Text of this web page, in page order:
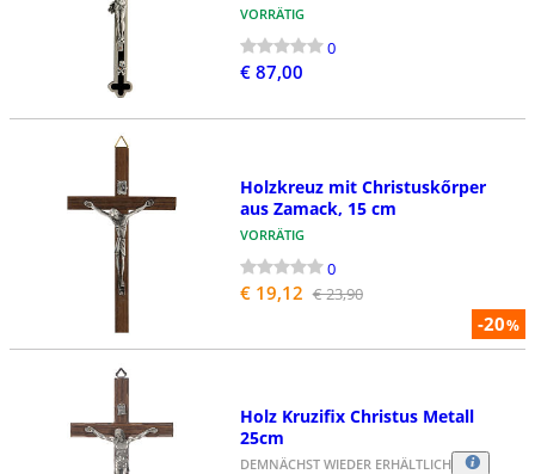
VORRÄTIG
0
€ 87,00
-20%
Holzkreuz mit Christuskőrper
aus Zamack, 15 cm
VORRÄTIG
0
€ 19,12 € 23,90
Holz Kruzifix Christus Metall
25cm
DEMNÄCHST WIEDER ERHÄLTLICH